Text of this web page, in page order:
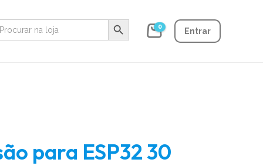
Search Button
0 Entrar
para ESP32 30